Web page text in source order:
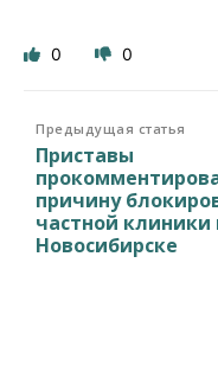
0 0
Предыдущая статья
Приставы
причину
частной клиники
Новосибирске